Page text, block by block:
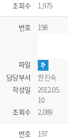
조회수
1,975
번호
198
파일
담당부서
한진숙
작성일
2012.05.
10
조회수
2,089
번호
197